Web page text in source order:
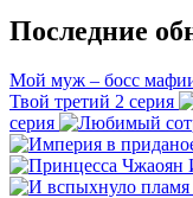
Последние
Мой муж – босс
Твой третий 2 серия
серия